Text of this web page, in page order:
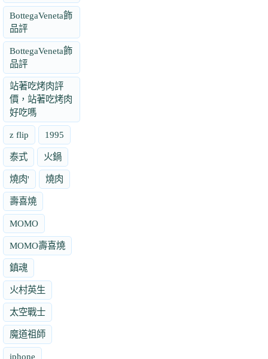
BottegaVeneta飾
品評
BottegaVeneta飾
品評
站著吃烤肉評
價，站著吃烤肉
好吃嗎
z flip 1995
泰式 火鍋
燒肉' 燒肉
壽喜燒
MOMO
MOMO壽喜燒
鎮魂
火村英生
太空戰士
魔道祖師
iphone